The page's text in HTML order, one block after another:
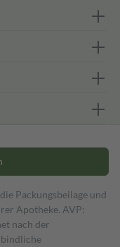
Packungsbeilage und
Apotheke. AVP:
nach der